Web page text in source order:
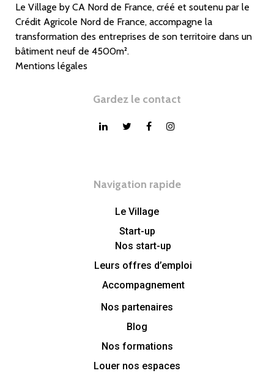
Le Village by CA Nord de France, créé et soutenu par le
Crédit Agricole Nord de France, accompagne la
transformation des entreprises de son territoire dans un
bâtiment neuf de 4500m².
Mentions légales
Gardez le contact
Navigation rapide
Le Village
Start-up
Nos start-up
Leurs offres d’emploi
Accompagnement
Nos partenaires
Blog
Nos formations
Louer nos espaces